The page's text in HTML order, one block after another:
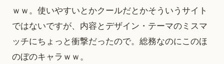
ｗｗ。使いやすいとかクールだとかそういうサイト
ではないですが、内容とデザイン・テーマのミスマ
ッチにちょっと衝撃だったので。総務なのにこのほ
のぼのキャラｗｗ。